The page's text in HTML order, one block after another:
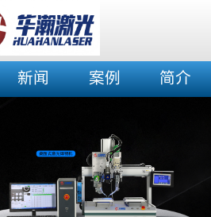
新闻 案例 简介